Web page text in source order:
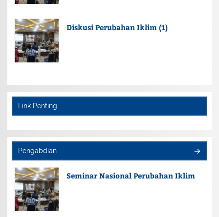
Diskusi Perubahan Iklim (1)
Link Penting
Pengabdian
Seminar Nasional Perubahan Iklim